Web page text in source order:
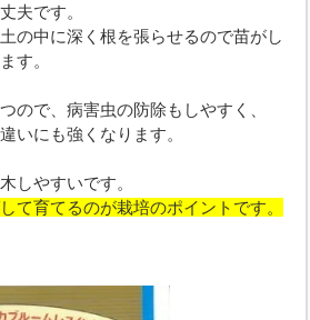
夫です。
の中に深く根を張らせるので苗がし
す。
ので、病害虫の防除もしやすく、
いにも強くなります。
しやすいです。
て育てるのが栽培のポイントです。